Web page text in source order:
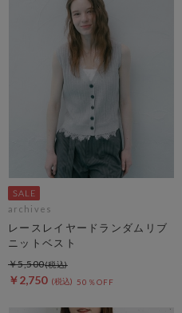
archives
レースレイヤードランダムリブ
ニットベスト
￥2,750 50％OFF
￥5,500